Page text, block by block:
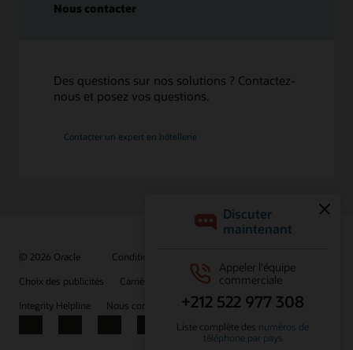
Nous contacter
Des questions sur nos solutions ? Contactez-
nous et posez vos questions.
Contacter un expert en hôtellerie
© 2026 Oracle
Conditions d'utilisation et confidentialité
Choix des publicités
Carrières
S'abonner aux e-mails
Integrity Helpline
Nous contacter
Facebook
X LinkedInYouTube